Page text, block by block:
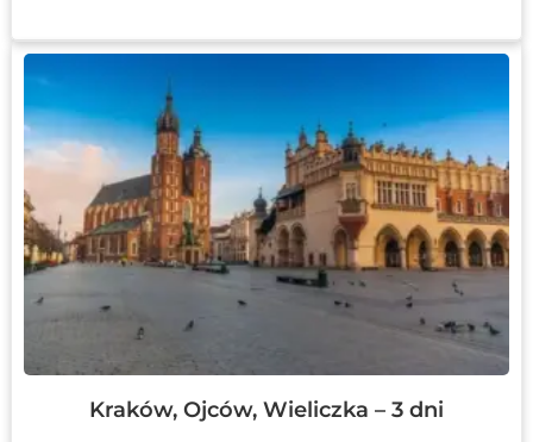
Kraków, Ojców, Wieliczka – 3 dni